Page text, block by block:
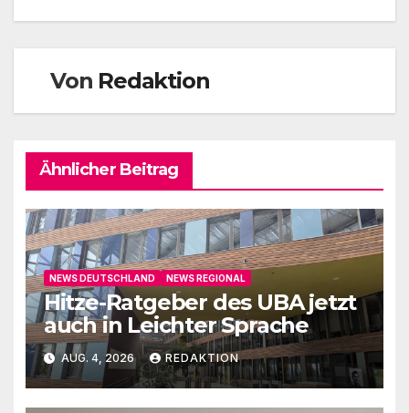
Von Redaktion
Ähnlicher Beitrag
NEWS DEUTSCHLAND NEWS REGIONAL
Hitze-Ratgeber des UBA jetzt
auch in Leichter Sprache
AUG. 4, 2026 REDAKTION